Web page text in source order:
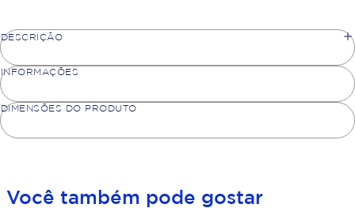
DESCRIÇÃO
INFORMAÇÕES
DIMENSÕES DO PRODUTO
Você também pode gostar